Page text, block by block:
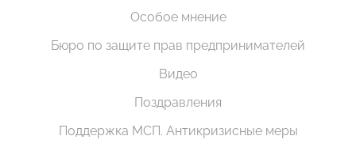
Особое мнение
Бюро по защите прав предпринимателей
Видео
Поздравления
Поддержка МСП. Антикризисные меры